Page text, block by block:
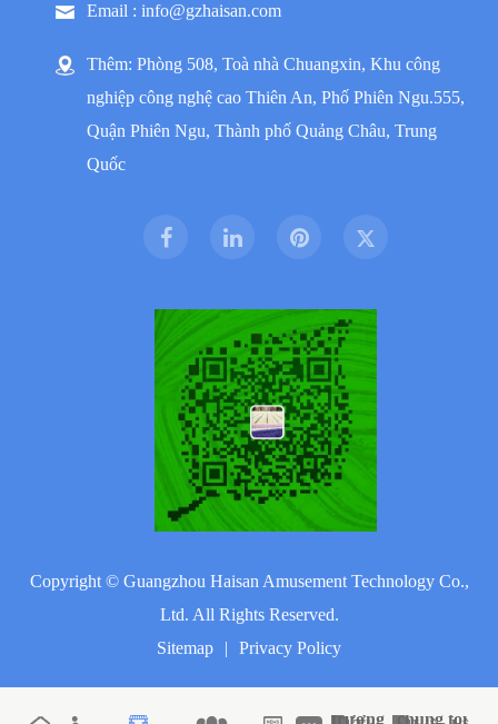
Email : info@gzhaisan.com
Thêm: Phòng 508, Toà nhà Chuangxin, Khu công
nghiệp công nghệ cao Thiên An, Phố Phiên Ngu.555,
Quận Phiên Ngu, Thành phố Quảng Châu, Trung
Quốc
Copyright © Guangzhou Haisan Amusement Technology Co.,
Ltd. All Rights Reserved.
Sitemap
| Privacy Policy